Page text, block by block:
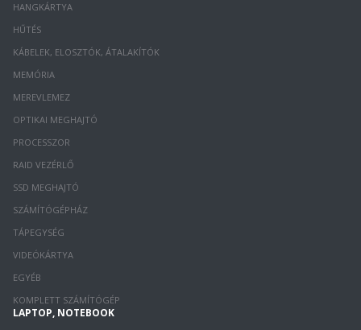
HANGKÁRTYA
HŰTÉS
KÁBELEK, ELOSZTÓK, ÁTALAKÍTÓK
MEMÓRIA
MEREVLEMEZ
OPTIKAI MEGHAJTÓ
PROCESSZOR
RAID VEZÉRLŐ
SSD MEGHAJTÓ
SZÁMÍTÓGÉPHÁZ
TÁPEGYSÉG
VIDEÓKÁRTYA
EGYÉB
KOMPLETT SZÁMÍTÓGÉP
LAPTOP, NOTEBOOK